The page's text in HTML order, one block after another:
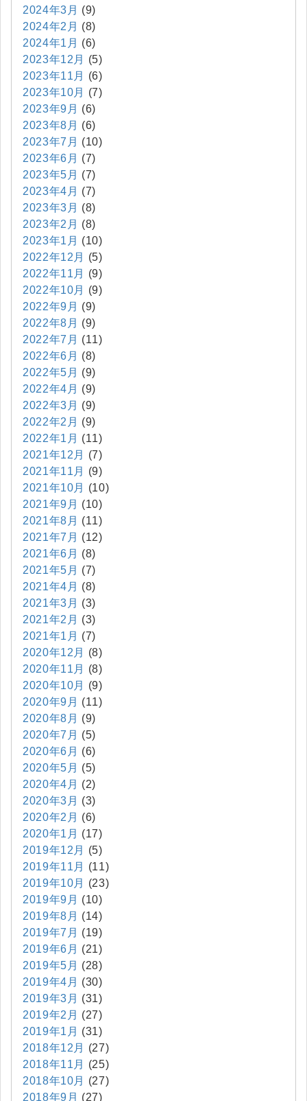
2024年3月 (9)
2024年2月 (8)
2024年1月 (6)
2023年12月
(5)
2023年11月
(6)
2023年10月
(7)
2023年9月 (6)
2023年8月 (6)
2023年7月 (10)
2023年6月 (7)
2023年5月 (7)
2023年4月 (7)
2023年3月 (8)
2023年2月 (8)
2023年1月 (10)
2022年12月
(5)
2022年11月
(9)
2022年10月
(9)
2022年9月 (9)
2022年8月 (9)
2022年7月 (11)
2022年6月 (8)
2022年5月 (9)
2022年4月 (9)
2022年3月 (9)
2022年2月 (9)
2022年1月 (11)
2021年12月
(7)
2021年11月
(9)
2021年10月
(10)
2021年9月 (10)
2021年8月 (11)
2021年7月 (12)
2021年6月 (8)
2021年5月 (7)
2021年4月 (8)
2021年3月 (3)
2021年2月 (3)
2021年1月 (7)
2020年12月
(8)
2020年11月
(8)
2020年10月
(9)
2020年9月 (11)
2020年8月 (9)
2020年7月 (5)
2020年6月 (6)
2020年5月 (5)
2020年4月 (2)
2020年3月 (3)
2020年2月 (6)
2020年1月 (17)
2019年12月
(5)
2019年11月
(11)
2019年10月
(23)
2019年9月 (10)
2019年8月 (14)
2019年7月 (19)
2019年6月 (21)
2019年5月 (28)
2019年4月 (30)
2019年3月 (31)
2019年2月 (27)
2019年1月 (31)
2018年12月
(27)
2018年11月
(25)
2018年10月
(27)
2018年9月 (27)